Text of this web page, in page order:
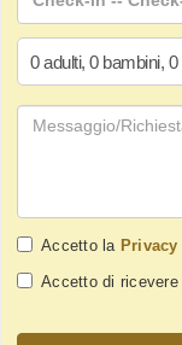
0 adulti, 0 bambini, 0
Accetto la
Accetto di